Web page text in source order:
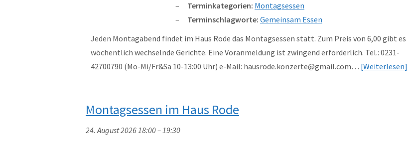
Terminkategorien: Montagsessen
Terminschlagworte: Gemeinsam Essen
Jeden Montagabend findet im Haus Rode das Montagsessen statt. Zum Preis von 6,00 gibt es
wöchentlich wechselnde Gerichte. Eine Voranmeldung ist zwingend erforderlich. Tel.: 0231-
42700790 (Mo-Mi/Fr&Sa 10-13:00 Uhr) e-Mail: hausrode.konzerte@gmail.com… Weiterlesen
Montagsessen im Haus Rode
24. August 2026 18:00–19:30